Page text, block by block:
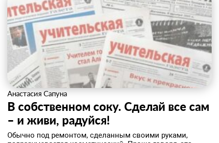
Анастасия Сапуна
В собственном соку. Сделай все сам
– и живи, радуйся!
Обычно под ремонтом, сделанным своими руками,